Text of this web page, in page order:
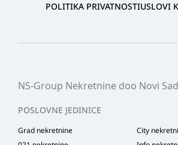
POLITIKA PRIVATNOSTIUSLOVI
NS-Group Nekretnine doo Novi
POSLOVNE JEDINICE
Grad nekretnine
City